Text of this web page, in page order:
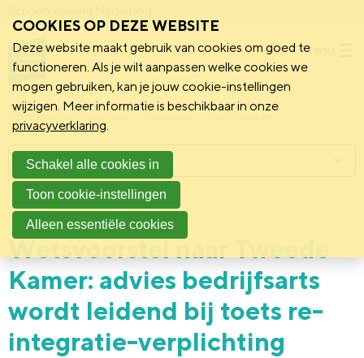
Menu
Schoonmakend Nederland
Politiek 28 juli 2020
Wetsvoorstel naar Tweede
Kamer: advies bedrijfsarts
wordt leidend bij toets re-
integratie-verplichting
Menu
COOKIES OP DEZE WEBSITE
Deze website maakt gebruik van cookies om goed te
functioneren. Als je wilt aanpassen welke cookies we
mogen gebruiken, kan je jouw cookie-instellingen
wijzigen. Meer informatie is beschikbaar in onze
privacyverklaring.
Schakel alle cookies in
Toon cookie-instellingen
Alleen essentiële cookies